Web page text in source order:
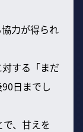
力が得られ
する「まだ
日までし
、甘えを